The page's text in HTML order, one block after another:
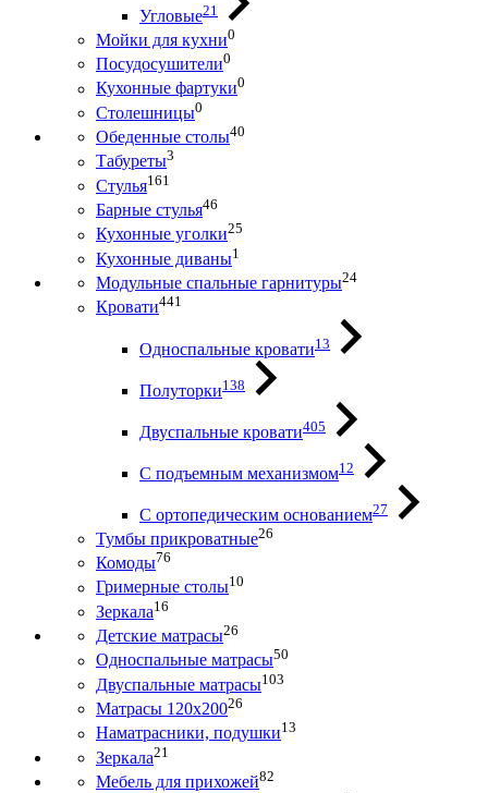
Угловые21
Мойки для кухни0
Посудосушители0
Кухонные фартуки0
Столешницы0
Обеденные столы40
Табуреты3
Стулья161
Барные стулья46
Кухонные уголки25
Кухонные диваны1
Модульные спальные гарнитуры24
Кровати441
Односпальные кровати13
Полуторки138
Двуспальные кровати405
С подъемным механизмом12
С ортопедическим основанием27
Тумбы прикроватные26
Комоды76
Гримерные столы10
Зеркала16
Детские матрасы26
Односпальные матрасы50
Двуспальные матрасы103
Матрасы 120х20026
Наматрасники, подушки13
Зеркала21
Мебель для прихожей82